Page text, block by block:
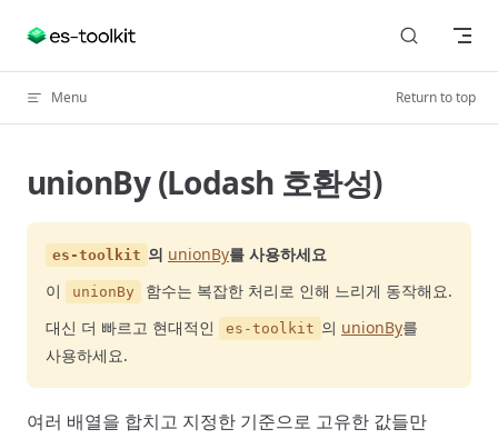
Skip to content
Menu Return to top
unionBy (Lodash 호환성)
es-toolkit 의 unionBy를 사용하세요
이
unionBy
함수는 복잡한 처리로 인해 느리게 동작해요.
대신 더 빠르고 현대적인
es-toolkit 의 unionBy를
사용하세요.
여러 배열을 합치고 지정한 기준으로 고유한 값들만